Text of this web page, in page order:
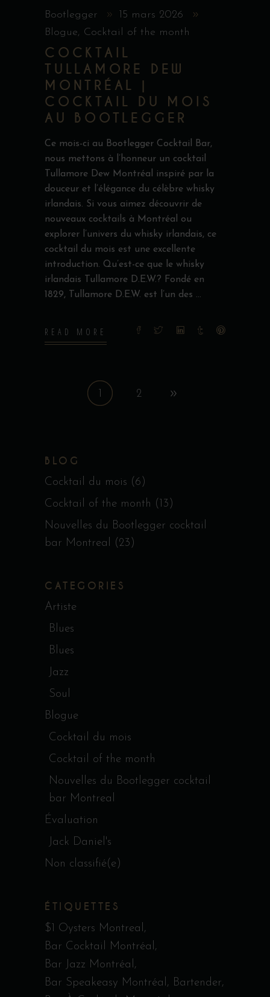
Bootlegger
15 mars 2026
Blogue, Cocktail of the month
COCKTAIL
TULLAMORE DEW
MONTRÉAL |
COCKTAIL DU MOIS
AU BOOTLEGGER
Ce mois-ci au Bootlegger Cocktail Bar,
nous mettons à l’honneur un cocktail
Tullamore Dew Montréal inspiré par la
douceur et l’élégance du célèbre whisky
irlandais. Si vous aimez découvrir de
nouveaux cocktails à Montréal ou
explorer l’univers du whisky irlandais, ce
cocktail du mois est une excellente
introduction. Qu’est-ce que le whisky
irlandais Tullamore D.E.W.? Fondé en
1829, Tullamore D.E.W. est l’un des
READ MORE
1 2
BLOG
Cocktail du mois (6)
Cocktail of the month (13)
Nouvelles du Bootlegger cocktail
bar Montreal (23)
CATEGORIES
Artiste
Blues
Blues
Jazz
Soul
Blogue
Cocktail du mois
Cocktail of the month
Nouvelles du Bootlegger cocktail
bar Montreal
Évaluation
Jack Daniel's
Non classifié(e)
ÉTIQUETTES
$1 Oysters Montreal
Bar Cocktail Montréal
Bar Jazz Montréal
Bar Speakeasy Montréal
Bartender